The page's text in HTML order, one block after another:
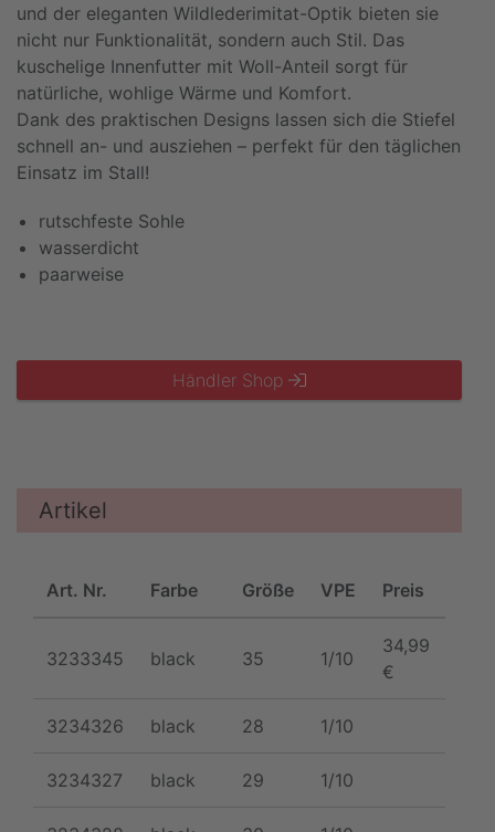
und der eleganten Wildlederimitat-Optik bieten sie
nicht nur Funktionalität, sondern auch Stil. Das
kuschelige Innenfutter mit Woll-Anteil sorgt für
natürliche, wohlige Wärme und Komfort.
Dank des praktischen Designs lassen sich die Stiefel
schnell an- und ausziehen – perfekt für den täglichen
Einsatz im Stall!
rutschfeste Sohle
wasserdicht
paarweise
Händler Shop
Artikel
Art. Nr. Farbe Größe VPE Preis
3233345 black 35 1/10
34,99
€
3234326 black 28 1/10
3234327 black 29 1/10